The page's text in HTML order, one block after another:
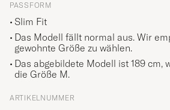
PASSFORM
Slim Fit
Das Modell fällt normal aus. Wir
gewohnte Größe zu wählen.
Das abgebildete Modell ist 189 cm,
die Größe M.
ARTIKELNUMMER